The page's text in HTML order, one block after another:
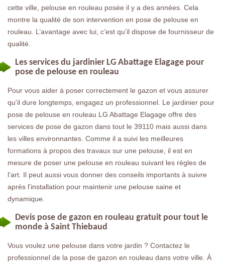
cette ville, pelouse en rouleau posée il y a des années. Cela
montre la qualité de son intervention en pose de pelouse en
rouleau. L’avantage avec lui, c’est qu’il dispose de fournisseur de
qualité.
Les services du jardinier LG Abattage Elagage pour
pose de pelouse en rouleau
Pour vous aider à poser correctement le gazon et vous assurer
qu'il dure longtemps, engagez un professionnel. Le jardinier pour
pose de pelouse en rouleau LG Abattage Elagage offre des
services de pose de gazon dans tout le 39110 mais aussi dans
les villes environnantes. Comme il a suivi les meilleures
formations à propos des travaux sur une pelouse, il est en
mesure de poser une pelouse en rouleau suivant les règles de
l’art. Il peut aussi vous donner des conseils importants à suivre
après l'installation pour maintenir une pelouse saine et
dynamique.
Devis pose de gazon en rouleau gratuit pour tout le
monde à Saint Thiebaud
Vous voulez une pelouse dans votre jardin ? Contactez le
professionnel de la pose de gazon en rouleau dans votre ville. À